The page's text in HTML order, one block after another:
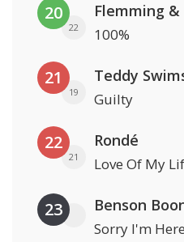
20
22
Flemming
100%
21
19
Teddy
Guilty
22
21
Rondé
Love Of My
23 Benson
Sorry I'm